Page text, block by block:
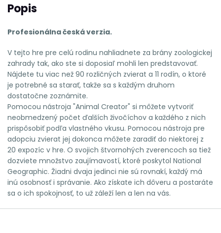
Popis
Profesionálna česká verzia.
V tejto hre pre celú rodinu nahliadnete za brány zoologickej
zahrady tak, ako ste si doposiaľ mohli len predstavovať.
Nájdete tu viac než 90 rozličných zvierat a 11 rodín, o ktoré
je potrebné sa starať, takže sa s každým druhom
dostatočne zoznámite.
Pomocou nástroja "Animal Creator" si môžete vytvoriť
neobmedzený počet ďalších živočíchov a každého z nich
prispôsobiť podľa vlastného vkusu. Pomocou nástroja pre
adopciu zvierat jej dokonca môžete zaradiť do niektorej z
20 expozíc v hre. O svojich štvornohých zverencoch sa tiež
dozviete množstvo zaujímavostí, ktoré poskytol National
Geographic. Žiadni dvaja jedinci nie sú rovnakí, každý má
inú osobnosť i správanie. Ako získate ich dôveru a postaráte
sa o ich spokojnosť, to už záleží len a len na vás.